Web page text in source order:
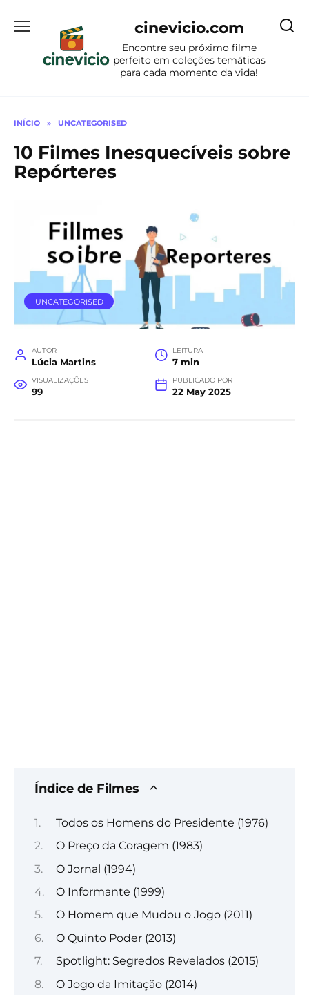
para
conteúdo
cinevicio.com
Encontre seu próximo filme
perfeito em coleções temáticas
para cada momento da vida!
INÍCIO » UNCATEGORISED
10 Filmes Inesquecíveis sobre
Repórteres
UNCATEGORISED
AUTOR
Lúcia Martins
LEITURA
7 min
VISUALIZAÇÕES
99
PUBLICADO POR
22 May 2025
Índice de Filmes
Todos os Homens do Presidente (1976)
O Preço da Coragem (1983)
O Jornal (1994)
O Informante (1999)
O Homem que Mudou o Jogo (2011)
O Quinto Poder (2013)
Spotlight: Segredos Revelados (2015)
O Jogo da Imitação (2014)